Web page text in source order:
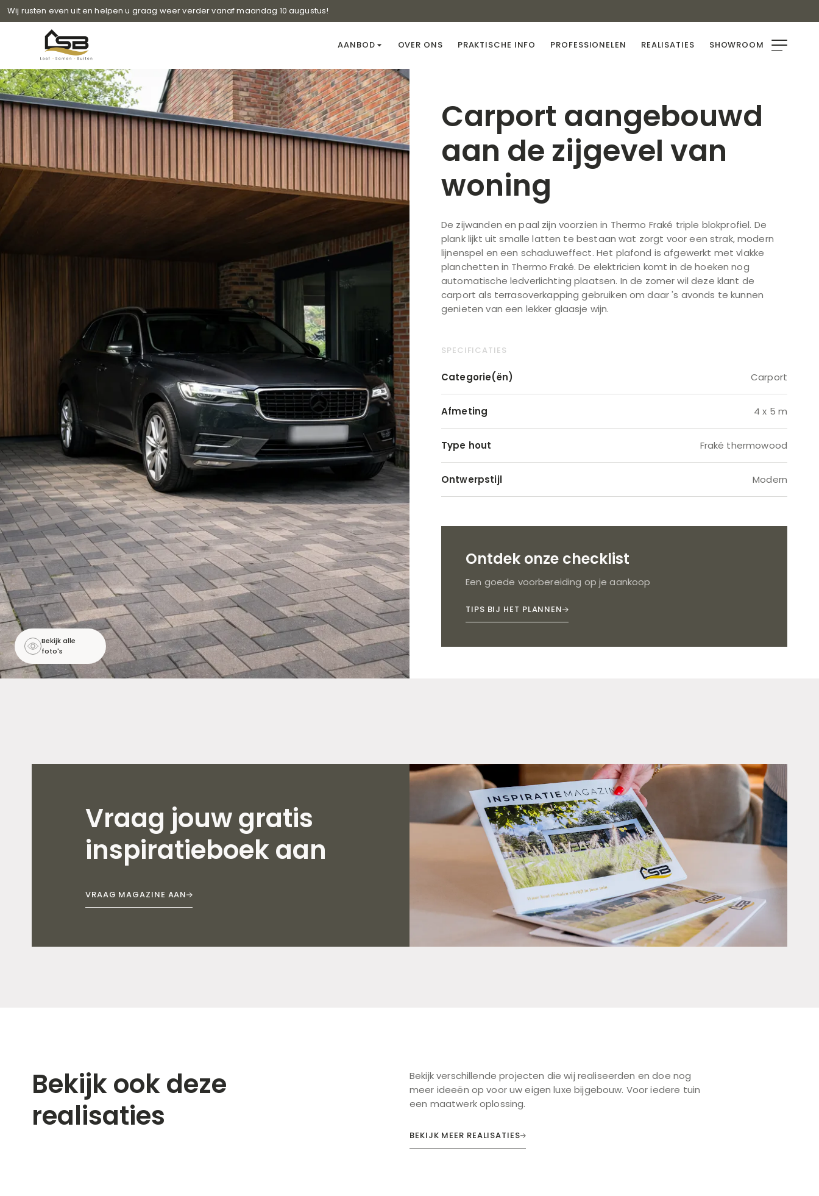
Wij rusten even uit en helpen u graag weer verder vanaf maandag 10 augustus!
AANBOD OVER ONS PRAKTISCHE INFO PROFESSIONELEN REALISATIES SHOWROOM
Bekijk alle
foto's
Carport aangebouwd
aan de zijgevel van
woning
De zijwanden en paal zijn voorzien in Thermo Fraké triple blokprofiel. De
plank lijkt uit smalle latten te bestaan wat zorgt voor een strak, modern
lijnenspel en een schaduweffect. Het plafond is afgewerkt met vlakke
planchetten in Thermo Fraké. De elektricien komt in de hoeken nog
automatische ledverlichting plaatsen. In de zomer wil deze klant de
carport als terrasoverkapping gebruiken om daar 's avonds te kunnen
genieten van een lekker glaasje wijn.
SPECIFICATIES
Categorie(ën) Carport
Afmeting 4 x 5 m
Type hout Fraké thermowood
Ontwerpstijl Modern
Ontdek onze checklist
Een goede voorbereiding op je aankoop
TIPS BIJ HET PLANNEN
Vraag jouw gratis
inspiratieboek aan
VRAAG MAGAZINE AAN
Bekijk ook deze
realisaties
Bekijk verschillende projecten die wij realiseerden en doe nog
meer ideeën op voor uw eigen luxe bijgebouw. Voor iedere tuin
een maatwerk oplossing.
BEKIJK MEER REALISATIES